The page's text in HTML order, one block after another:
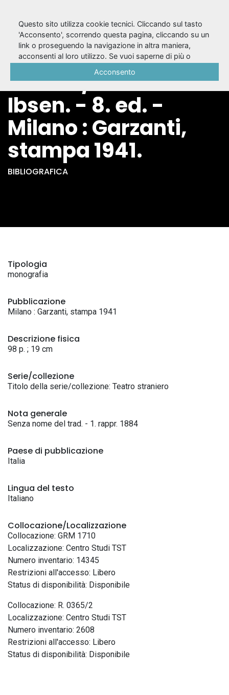
Spettri : dramma in
tre atti / Enrico
Ibsen. - 8. ed. -
Milano : Garzanti,
stampa 1941.
BIBLIOGRAFICA
Tipologia
monografia
Pubblicazione
Milano : Garzanti, stampa 1941
Descrizione fisica
98 p. ; 19 cm
Serie/collezione
Titolo della serie/collezione: Teatro straniero
Nota generale
Senza nome del trad. - 1. rappr. 1884
Paese di pubblicazione
Italia
Lingua del testo
Italiano
Collocazione/Localizzazione
Collocazione: GRM 1710
Localizzazione: Centro Studi TST
Numero inventario: 14345
Restrizioni all'accesso: Libero
Status di disponibilità: Disponibile
Collocazione: R. 0365/2
Localizzazione: Centro Studi TST
Numero inventario: 2608
Restrizioni all'accesso: Libero
Status di disponibilità: Disponibile
Questo sito utilizza cookie tecnici. Cliccando sul tasto
'Acconsento', scorrendo questa pagina, cliccando su un
link o proseguendo la navigazione in altra maniera,
acconsenti al loro utilizzo. Se vuoi saperne di più o
Acconsento